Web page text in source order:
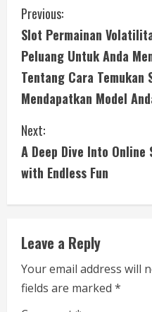
C
o
n
t
i
n
R
e
Previous:
Slot Permainan
Peluang Untuk Anda
Tentang Cara Temukan
Mendapatkan Model
Next:
A Deep Dive Into
with Endless Fun
Leave a Reply
Your email address will
fields are marked *